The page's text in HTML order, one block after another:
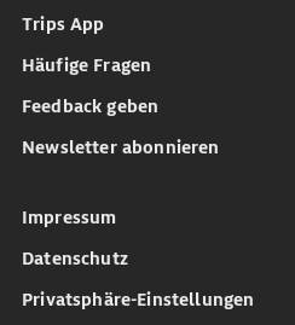
Trips App
Häufige Fragen
Feedback geben
Newsletter abonnieren
Impressum
Datenschutz
Privatsphäre-Einstellungen